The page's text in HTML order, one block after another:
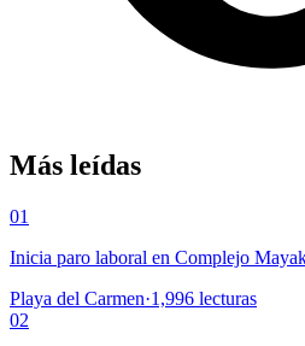
Más leídas
01
Inicia paro laboral en Complejo
Playa del Carmen·1,996 lecturas
02